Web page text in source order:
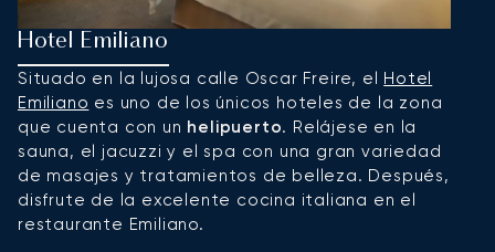
Hotel Emiliano
Situado en la lujosa calle Oscar Freire, el Hotel
Emiliano es uno de los únicos hoteles de la zona
que cuenta con un helipuerto. Relájese en la
sauna, el jacuzzi y el spa con una gran variedad
de masajes y tratamientos de belleza. Después,
disfrute de la excelente cocina italiana en el
restaurante Emiliano.